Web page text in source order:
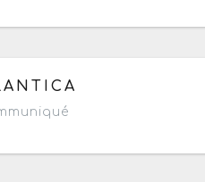
de 09h30 à 23h59